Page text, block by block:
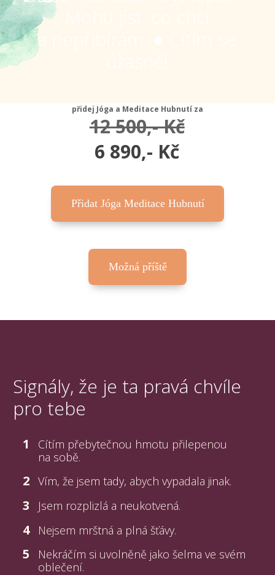
a nepřibírám. ● Cítím se
přidej Jóga a Meditace Hubnutí za
12 500,- Kč
6 890,- Kč
Přidat Jóga Meditace Hubnutí
Možná příště
Signály, že je ta pravá chvíle
pro tebe
1
Cítím přebytečnou hmotu přilepenou
na sobě.
2 Vím, že jsem tady, abych vypadala jinak.
3 Jsem rozplizlá a neukotvená.
4 Nejsem mrštná a plná šťávy.
5
Nekráčím si uvolněně jako šelma ve svém
oblečení.